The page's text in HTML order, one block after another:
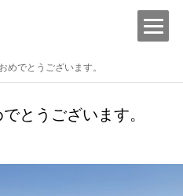
めでとうございます。
とうございます。